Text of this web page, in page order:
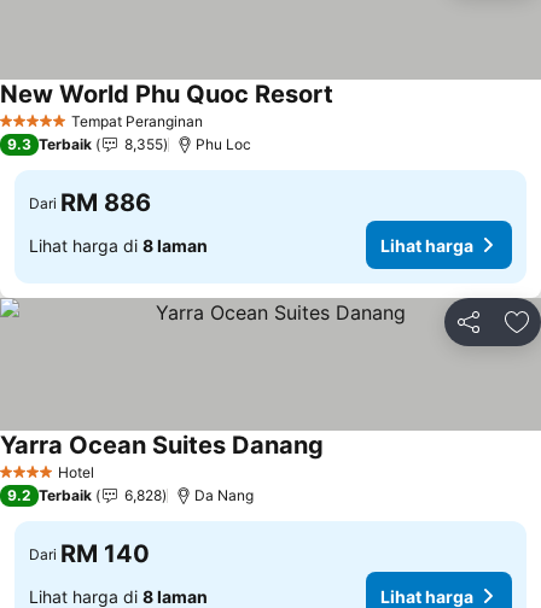
5 Bintang Tempat Peranginan
New World Phu Quoc Resort
9.3 Terbaik 8,355 Phu Loc
Dari RM 886
Lihat harga di 8 laman Lihat harga
Kongsi
4 BintangHotel
Yarra Ocean Suites Danang
9.2 Terbaik 6,828 Da Nang
Dari RM 140
Lihat harga di 8 laman Lihat harga